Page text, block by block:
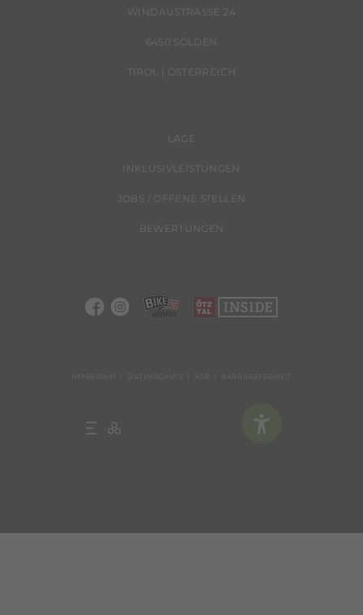
WINDAUSTRASSE 24
6450 SÖLDEN
TIROL | ÖSTERREICH
LAGE
INKLUSIVLEISTUNGEN
JOBS / OFFENE STELLEN
BEWERTUNGEN
IMPRESSUM DATENSCHUTZ AGB BARRIEREFREIHEIT